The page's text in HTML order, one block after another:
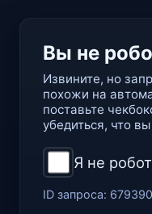
Вы не
Извините, но
похожи на
поставьте
убедиться, что
Я не робот
ID запроса: